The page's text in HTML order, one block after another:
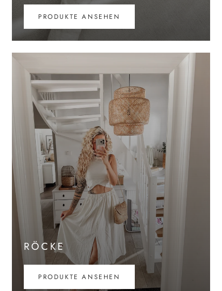
PRODUKTE ANSEHEN
RÖCKE
PRODUKTE ANSEHEN